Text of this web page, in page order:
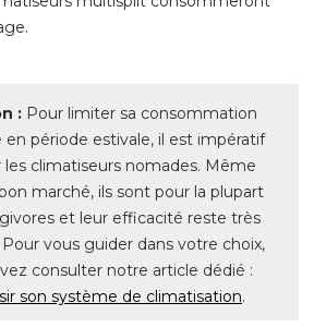
: Pour limiter sa consommation
en période estivale, il est impératif
les climatiseurs nomades. Même
marché, ils sont pour la plupart
et leur efficacité reste très
Pour vous guider dans votre choix,
consulter notre article dédié :
son système de climatisation.